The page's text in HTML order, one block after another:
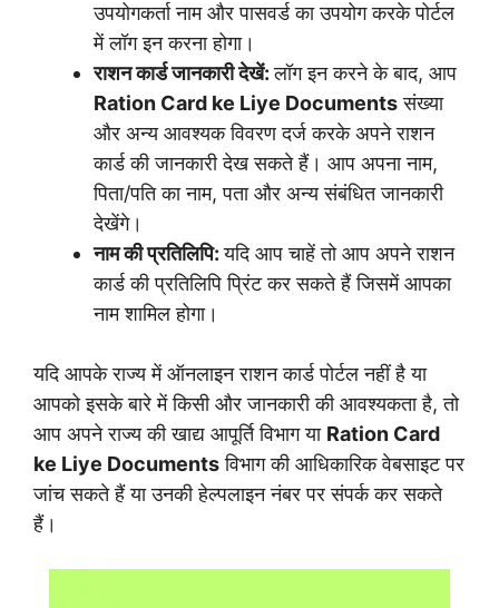
उपयोगकर्ता नाम और पासवर्ड का उपयोग करके पोर्टल
में लॉग इन करना होगा।
राशन कार्ड जानकारी देखें:लॉग इन करने के बाद, आप
Ration Card ke Liye Documentsसंख्या
और अन्य आवश्यक विवरण दर्ज करके अपने राशन
कार्ड की जानकारी देख सकते हैं। आप अपना नाम,
पिता/पति का नाम, पता और अन्य संबंधित जानकारी
देखेंगे।
नाम की प्रतिलिपि:यदि आप चाहें तो आप अपने राशन
कार्ड की प्रतिलिपि प्रिंट कर सकते हैं जिसमें आपका
नाम शामिल होगा।
यदि आपके राज्य में ऑनलाइन राशन कार्ड पोर्टल नहीं है या
आपको इसके बारे में किसी और जानकारी की आवश्यकता है, तो
आप अपने राज्य की खाद्य आपूर्ति विभाग या Ration Card
ke Liye Documentsविभाग की आधिकारिक वेबसाइट पर
जांच सकते हैं या उनकी हेल्पलाइन नंबर पर संपर्क कर सकते
हैं।